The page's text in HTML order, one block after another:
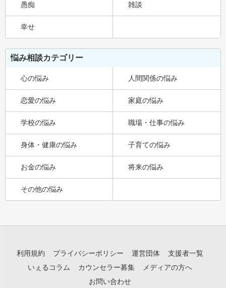
愚痴 雑談
幸せ
悩み相談カテゴリー
心の悩み 人間関係の悩み
恋愛の悩み 家庭の悩み
学校の悩み 職場・仕事の悩み
身体・健康の悩み 子育ての悩み
お金の悩み 将来の悩み
その他の悩み
利用規約 プライバシーポリシー 運営団体
支援者一覧
いぇるコラム
カウンセラー募集
メディアの方へ
お問い合わせ